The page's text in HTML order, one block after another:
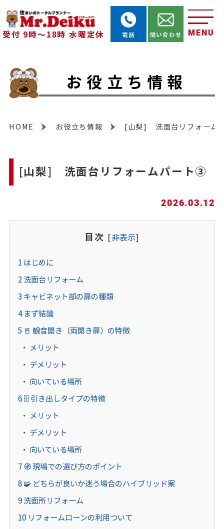
受付 9時～18時 水曜定休 MENU
電話 問い合わせ
お役立ち情報
HOME お役立ち情報 [山梨] 洗面台リフォーム
[山梨] 洗面台リフォームパート③
2026.03.12
目次 [非表示]
1 はじめに
2洗面台リフォーム
3 キャビネット部の扉の種類
4まず結論
5 🚪 観音開き（両開き扉）の特徴
メリット
デメリット
向いている場所
6🗄 引き出しタイプの特徴
メリット
デメリット
向いている場所
7🧭 現場での選び方のポイント
8🧩 どちらが良いか迷う場合のハイブリッド案
9洗面所リフォーム
10リフォームローンの利用ついて